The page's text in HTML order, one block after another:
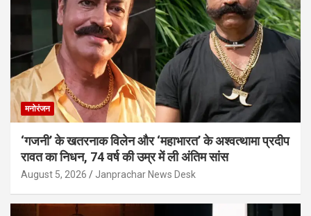
मनोरंजन
‘गजनी’ के खतरनाक विलेन और ‘महाभारत’ के अश्वत्थामा प्रदीप
रावत का निधन, 74 वर्ष की उम्र में ली अंतिम सांस
August 5, 2026 Janprachar News Desk